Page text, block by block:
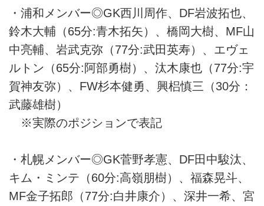
・浦和メンバー◎GK西川周作、DF岩波拓也、
鈴木大輔（65分:青木拓矢）、橋岡大樹、MF山
中亮輔、岩武克弥（77分:武田英寿）、エヴェ
ルトン（65分:阿部勇樹）、汰木康也（77分:宇
賀神友弥）、FW杉本健勇、興梠慎三（30分：
武藤雄樹）
※実際のポジションで表記
・札幌メンバー◎GK菅野孝憲、DF田中駿汰、
キム・ミンテ（60分:高嶺朋樹）、福森晃斗、
MF金子拓郎（77分:白井康介）、深井一希、宮